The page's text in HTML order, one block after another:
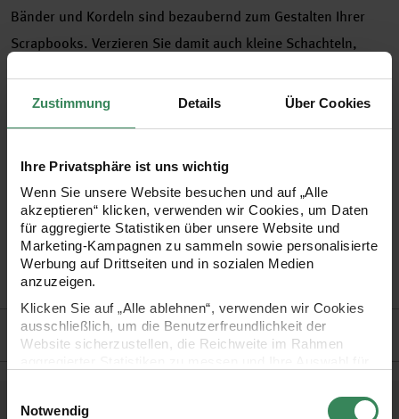
Zustimmung Details Über Cookies
Ihre Privatsphäre ist uns wichtig
Wenn Sie unsere Website besuchen und auf „Alle
akzeptieren“ klicken, verwenden wir Cookies, um Daten
für aggregierte Statistiken über unsere Website und
Marketing-Kampagnen zu sammeln sowie personalisierte
Werbung auf Drittseiten und in sozialen Medien
anzuzeigen.
Klicken Sie auf „Alle ablehnen“, verwenden wir Cookies
ausschließlich, um die Benutzerfreundlichkeit der
Website sicherzustellen, die Reichweite im Rahmen
Ihre Einwilligung ist freiwillig und kann jederzeit über den
Notwendig
Bänder und Kordeln sind bezaubernd zum Gestalten Ihrer
Scrapbooks. Verzieren Sie damit auch kleine Schachteln,
•schöne Anwendungsbeispiele finden Sie im Home
geeignet für alle Papiere, Dekorationen und Bastelarbeiten
73% Baumwolle, 23% Polyester, 4% Viskose
Garnstärke ca. 2 mm
15 Meter auf der Holzspule
Tipp! in 7 weiteren Farben erhältlich!
Hersteller